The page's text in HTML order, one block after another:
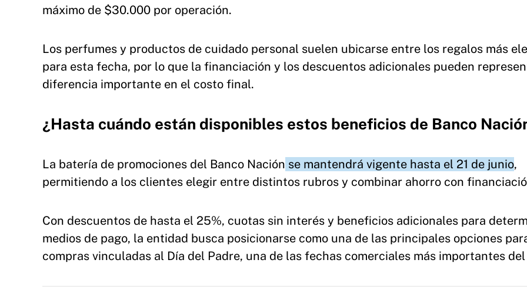
máximo de $30.000 por operación.
Los perfumes y productos de cuidado personal suelen ubicarse entre los regalos más
para esta fecha, por lo que la financiación y los descuentos adicionales pueden
diferencia importante en el costo final.
¿Hasta cuándo están disponibles estos beneficios de Banco
La batería de promociones del Banco Nación se mantendrá vigente hasta el 21 de junio,
permitiendo a los clientes elegir entre distintos rubros y combinar ahorro con
Con descuentos de hasta el 25%, cuotas sin interés y beneficios adicionales para
medios de pago, la entidad busca posicionarse como una de las principales opciones
compras vinculadas al Día del Padre, una de las fechas comerciales más importantes del